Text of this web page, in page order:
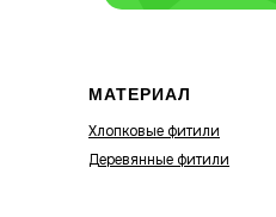
МАТЕРИАЛ
Хлопковые фитили
Деревянные фитили